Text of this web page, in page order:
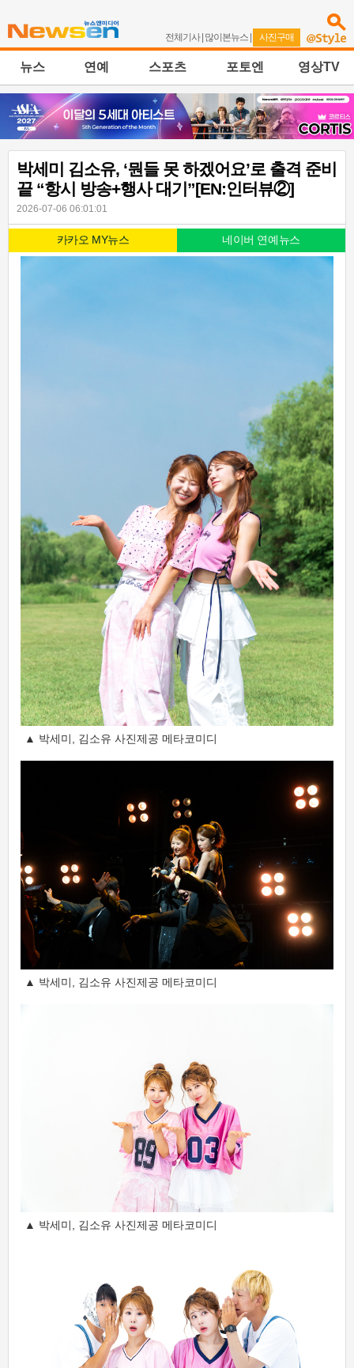
전체기사| 많이본뉴스 | 사진구매
뉴스 연예 스포츠 포토엔 영상TV
박세미 김소유, ‘뭔들 못 하겠어요’로 출격 준비
끝 “항시 방송+행사 대기”[EN:인터뷰②]
2026-07-06 06:01:01
카카오 MY뉴스 네이버 연예뉴스
▲ 박세미, 김소유 사진제공 메타코미디
▲ 박세미, 김소유 사진제공 메타코미디
▲ 박세미, 김소유 사진제공 메타코미디